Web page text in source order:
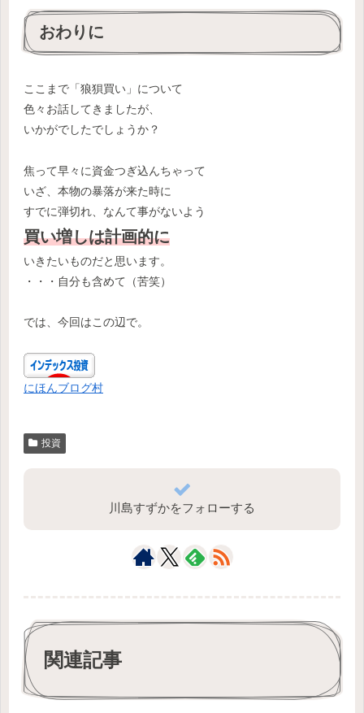
おわりに
ここまで「狼狽買い」について
色々お話してきましたが、
いかがでしたでしょうか？
焦って早々に資金つぎ込んちゃって
いざ、本物の暴落が来た時に
すでに弾切れ、なんて事がないよう
買い増しは計画的に
いきたいものだと思います。
・・・自分も含めて（苦笑）
では、今回はこの辺で。
にほんブログ村
投資
川島すずかをフォローする
関連記事